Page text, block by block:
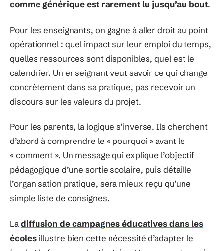
comme générique est rarement lu jusqu’au bout.
Pour les enseignants, on gagne à aller droit au point
opérationnel : quel impact sur leur emploi du temps,
quelles ressources sont disponibles, quel est le
calendrier. Un enseignant veut savoir ce qui change
concrètement dans sa pratique, pas recevoir un
discours sur les valeurs du projet.
Pour les parents, la logique s’inverse. Ils cherchent
d’abord à comprendre le « pourquoi » avant le
« comment ». Un message qui explique l’objectif
pédagogique d’une sortie scolaire, puis détaille
l’organisation pratique, sera mieux reçu qu’une
simple liste de consignes.
Ladiffusion de campagnes éducatives dans les
écoles illustre bien cette nécessité d’adapter le